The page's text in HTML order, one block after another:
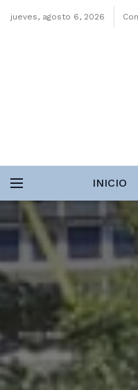
jueves, agosto 6, 2026
INICIO